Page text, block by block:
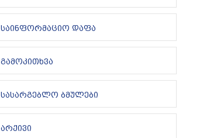
საინფორმაციო დაფა
გამოკითხვა
სასარგებლო ბმულები
არქივი